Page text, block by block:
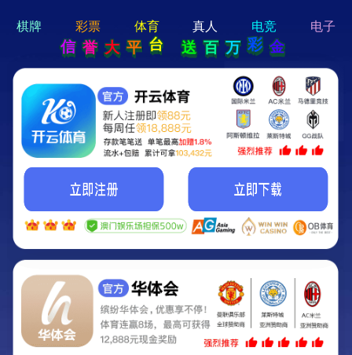
hi 💗
Hey Guys!
我们即将上线啦...